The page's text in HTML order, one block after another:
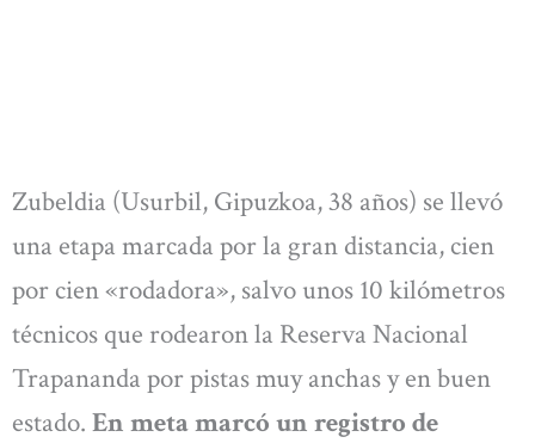
Zubeldia (Usurbil, Gipuzkoa, 38 años) se llevó
una etapa marcada por la gran distancia, cien
por cien «rodadora», salvo unos 10 kilómetros
técnicos que rodearon la Reserva Nacional
Trapananda por pistas muy anchas y en buen
estado. En meta marcó un registro de